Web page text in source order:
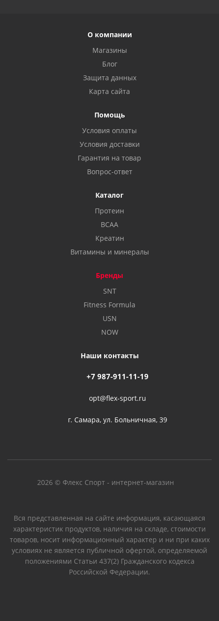
О компании
Магазины
Блог
Защита данных
Карта сайта
Помощь
Условия оплаты
Условия доставки
Гарантия на товар
Вопрос-ответ
Каталог
Протеин
BCAA
Креатин
Витамины и минералы
Бренды
SNT
Fitness Formula
USN
NOW
Наши контакты
+7 987-911-11-19
opt@flex-sport.ru
г. Самара, ул. Больничная, 39
2026 © Флекс Спорт - интернет-магазин
Вся представленная на сайте информация, касающаяся
характеристик продуктов, наличия на складе, стоимости
товаров, носит информационный характер и ни при каких
условиях не является публичной офертой, определяемой
положениями Статьи 437(2) Гражданского кодекса
Российской Федерации.